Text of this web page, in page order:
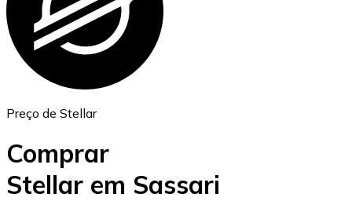
ETH
Preço de Stellar
Comprar
Stellar em Sassari